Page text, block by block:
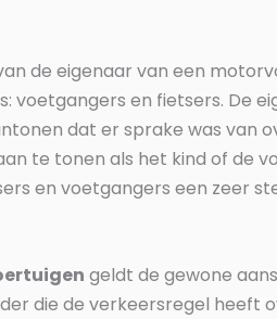
de eigenaar van een
en fietsers. De
dat er sprake was van
te tonen als het kind of de
en voetgangers een zeer
geldt de gewone
die de verkeersregel heeft